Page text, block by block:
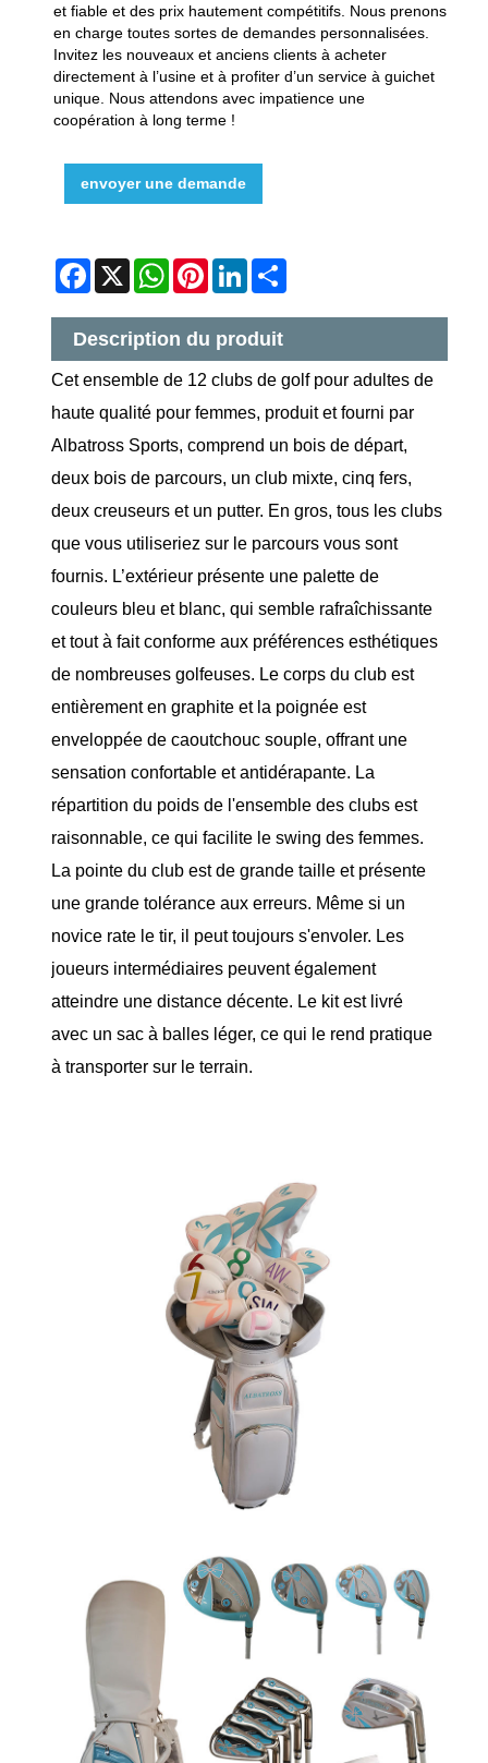
et fiable et des prix hautement compétitifs. Nous prenons
en charge toutes sortes de demandes personnalisées.
Invitez les nouveaux et anciens clients à acheter
directement à l’usine et à profiter d’un service à guichet
unique. Nous attendons avec impatience une
coopération à long terme !
envoyer une demande
Facebook
X WhatsApp
Pinterest
LinkedIn
Description du produit
Cet ensemble de 12 clubs de golf pour adultes de
haute qualité pour femmes, produit et fourni par
Albatross Sports, comprend un bois de départ,
deux bois de parcours, un club mixte, cinq fers,
deux creuseurs et un putter. En gros, tous les clubs
que vous utiliseriez sur le parcours vous sont
fournis. L’extérieur présente une palette de
couleurs bleu et blanc, qui semble rafraîchissante
et tout à fait conforme aux préférences esthétiques
de nombreuses golfeuses. Le corps du club est
entièrement en graphite et la poignée est
enveloppée de caoutchouc souple, offrant une
sensation confortable et antidérapante. La
répartition du poids de l'ensemble des clubs est
raisonnable, ce qui facilite le swing des femmes.
La pointe du club est de grande taille et présente
une grande tolérance aux erreurs. Même si un
novice rate le tir, il peut toujours s'envoler. Les
joueurs intermédiaires peuvent également
atteindre une distance décente. Le kit est livré
avec un sac à balles léger, ce qui le rend pratique
à transporter sur le terrain.